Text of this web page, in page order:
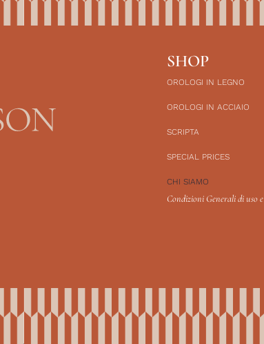
SHOP
OROLOGI IN LEGNO
OROLOGI IN ACCIAIO
SCRIPTA
SPECIAL PRICES
CHI SIAMO
Condizioni Generali di uso